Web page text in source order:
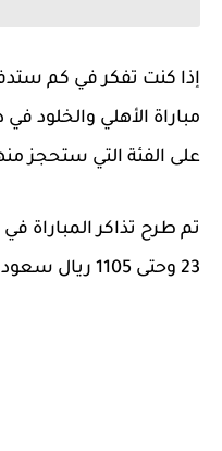
إذا كنت تفكر في كم
مباراة الأهلي والخلود
على الفئة التي ستحجز
تم طرح تذاكر المباراة
23 وحتى 1105 ريال سعودي وجاءت كالتالي: